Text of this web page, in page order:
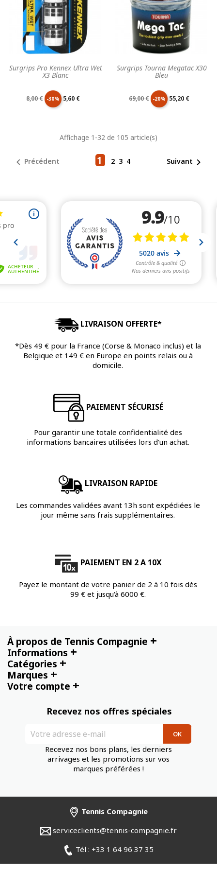
Surgrips Pro Kennex Ultra Wet
X3 Blanc
Prix
8,00 € -30% Prix
5,60 €
Surgrips Tourna Megatac X30
Bleu
Prix
69,00 € -20% Prix
55,20 €
Affichage 1-32 de 105 article(s)
 Précédent 1 2 3 4 Suivant 
LIVRAISON OFFERTE*
*Dès 49 € pour la France (Corse & Monaco inclus) et la
Belgique et 149 € en Europe en points relais ou à
domicile.
PAIEMENT SÉCURISÉ
Pour garantir une totale confidentialité des
informations bancaires utilisées lors d'un achat.
LIVRAISON RAPIDE
Les commandes validées avant 13h sont expédiées le
jour même sans frais supplémentaires.
PAIEMENT EN 2 A 10X
Payez le montant de votre panier de 2 à 10 fois dès
99 € et jusqu'à 6000 €.
À propos de Tennis Compagnie +
Informations +
Catégories +
Marques +
Votre compte +
Recevez nos offres spéciales
Recevez nos bons plans, les derniers
arrivages et les promotions sur vos
marques préférées !
Tennis Compagnie
serviceclients@tennis-compagnie.fr
Tél : +33 1 64 96 37 35